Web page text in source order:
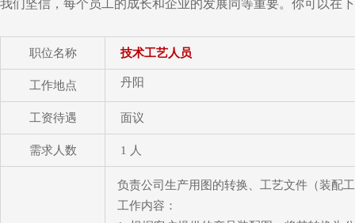
我们坚信，每个员工的成长和企业的发展同等重要。你可以在
职位名称 技术工艺人员
工作地点 丹阳
工资待遇 面议
需求人数 1 人
负责公司生产用图的转换、工艺文件（装配
工作内容：